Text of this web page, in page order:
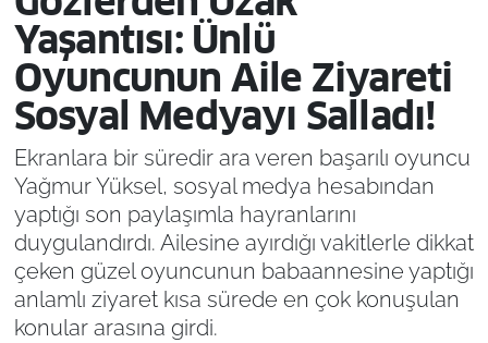
Yaşantısı: Ünlü
Oyuncunun Aile Ziyareti
Sosyal Medyayı Salladı!
Ekranlara bir süredir ara veren başarılı oyuncu
Yağmur Yüksel, sosyal medya hesabından
yaptığı son paylaşımla hayranlarını
duygulandırdı. Ailesine ayırdığı vakitlerle dikkat
çeken güzel oyuncunun babaannesine yaptığı
anlamlı ziyaret kısa sürede en çok konuşulan
konular arasına girdi.